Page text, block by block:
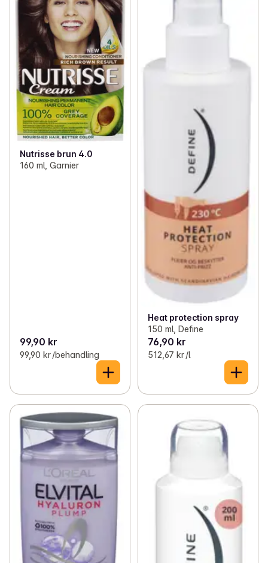
Nutrisse brun 4.0
160 ml, Garnier
99,90 kr
99,90 kr /behandling
Heat protection spray
150 ml, Define
76,90 kr
512,67 kr /l